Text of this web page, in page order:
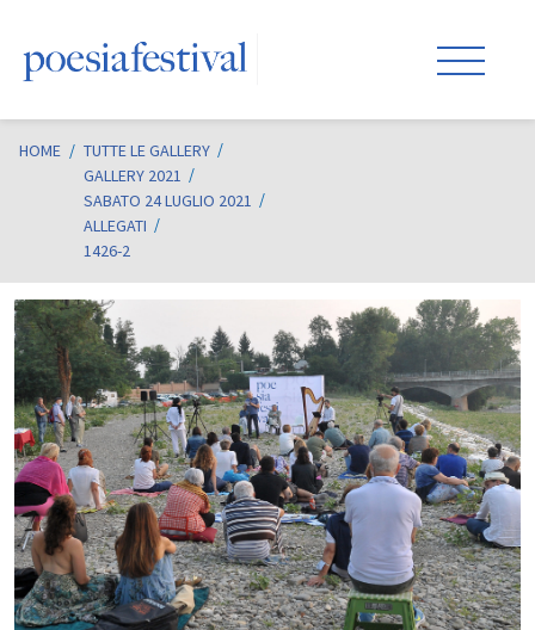
HOME / TUTTE LE GALLERY
GALLERY 2021
SABATO 24 LUGLIO 2021
ALLEGATI
1426-2